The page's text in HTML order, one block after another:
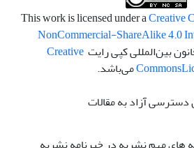
Creative
NonCommercial-ShareAlike 4.0
بین‌المللی کپی رایتCreative
Commonsمی‌باشد.